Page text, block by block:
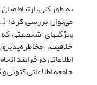
به طور کلی، ارتباط
ویژگیهای شخصیتی که
اطلاعاتی در فرایند
جامعة اطلاعاتی